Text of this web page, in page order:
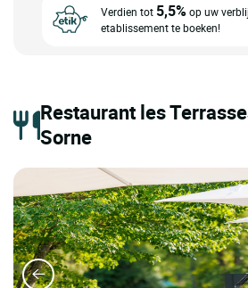
Verdien tot 5,5%op uw
etablissement te boeken!
Restaurant les
Sorne